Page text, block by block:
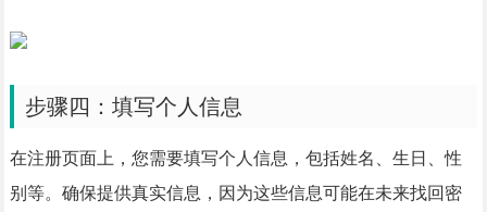
步骤四：填写个人信息
在注册页面上，您需要填写个人信息，包括姓名、生日、性
别等。确保提供真实信息，因为这些信息可能在未来找回密